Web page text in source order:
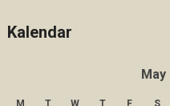
Kalendar
May